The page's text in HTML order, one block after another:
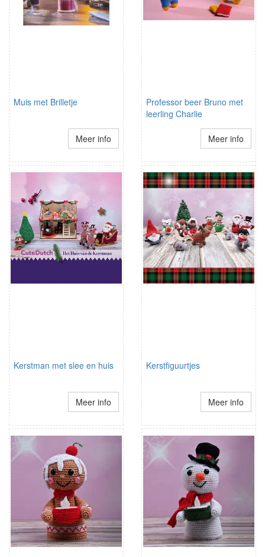
Muis met Brilletje
Meer info
Professor beer Bruno met
leerling Charlie
Meer info
Kerstman met slee en huis
Meer info
Kerstfiguurtjes
Meer info